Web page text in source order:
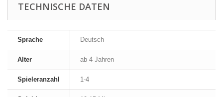
TECHNISCHE DATEN
Sprache Deutsch
Alter ab 4 Jahren
Spieleranzahl 1-4